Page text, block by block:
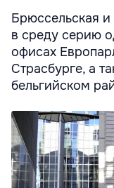
Брюссельская
в среду серию
офисах
Страсбурге, а
бельгийском